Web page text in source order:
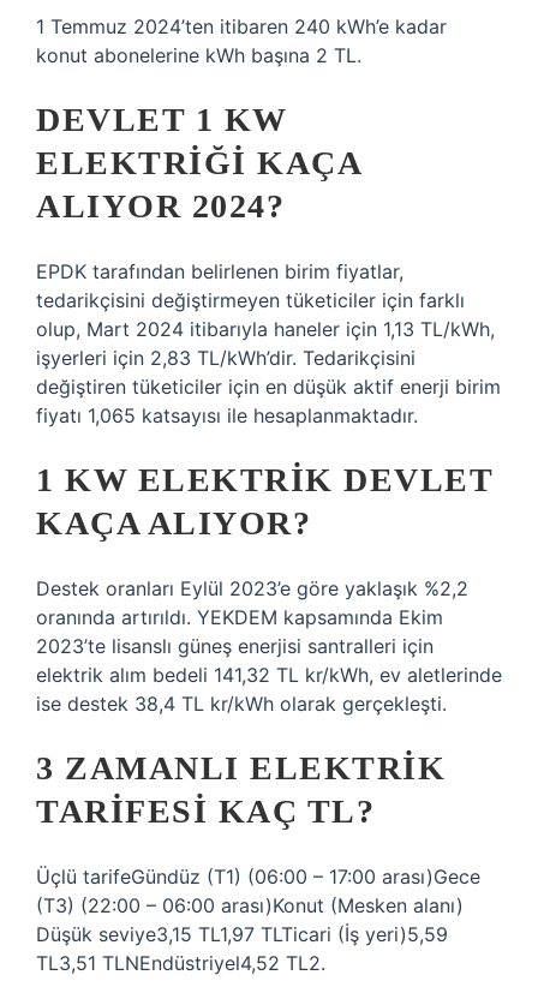
1 Temmuz 2024’ten itibaren 240 kWh’e kadar
konut abonelerine kWh başına 2 TL.
DEVLET 1 KW
ELEKTRIĞI KAÇA
ALIYOR 2024?
EPDK tarafından belirlenen birim fiyatlar,
tedarikçisini değiştirmeyen tüketiciler için farklı
olup, Mart 2024 itibarıyla haneler için 1,13 TL/kWh,
işyerleri için 2,83 TL/kWh’dir. Tedarikçisini
değiştiren tüketiciler için en düşük aktif enerji birim
fiyatı 1,065 katsayısı ile hesaplanmaktadır.
1 KW ELEKTRIK DEVLET
KAÇA ALIYOR?
Destek oranları Eylül 2023’e göre yaklaşık %2,2
oranında artırıldı. YEKDEM kapsamında Ekim
2023’te lisanslı güneş enerjisi santralleri için
elektrik alım bedeli 141,32 TL kr/kWh, ev aletlerinde
ise destek 38,4 TL kr/kWh olarak gerçekleşti.
3 ZAMANLI ELEKTRIK
TARIFESI KAÇ TL?
Üçlü tarifeGündüz (T1) (06:00 – 17:00 arası)Gece
(T3) (22:00 – 06:00 arası)Konut (Mesken alanı)
Düşük seviye3,15 TL1,97 TLTicari (İş yeri)5,59 ​​
TL3,51 TLNEndüstriyel4,52 TL2.